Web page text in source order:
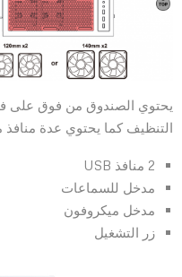
يحتوي الصندوق من فوق على
التنظيف كما يحتوي عدة منافذ
2 منافذ USB
مدخل للسماعات
مدخل ميكروفون
زر التشغيل